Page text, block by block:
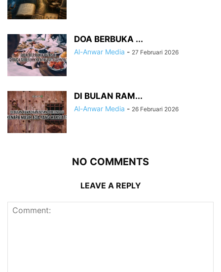
DOA BERBUKA ...
Al-Anwar Media - 27 Februari 2026
DI BULAN RAM...
Al-Anwar Media - 26 Februari 2026
NO COMMENTS
LEAVE A REPLY